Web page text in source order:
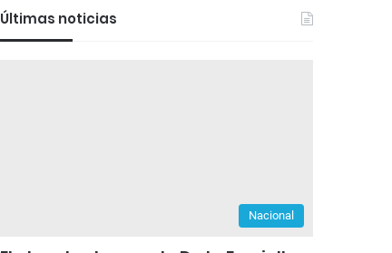
Últimas noticias
Nacional